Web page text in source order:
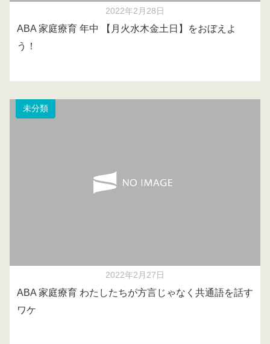
2022年2月28日
ABA 家庭療育 年中 【月火水木金土日】をおぼえよ
う！
未分類
2022年2月27日
ABA 家庭療育 わたしたちが方言じゃなく共通語を話す
ワケ